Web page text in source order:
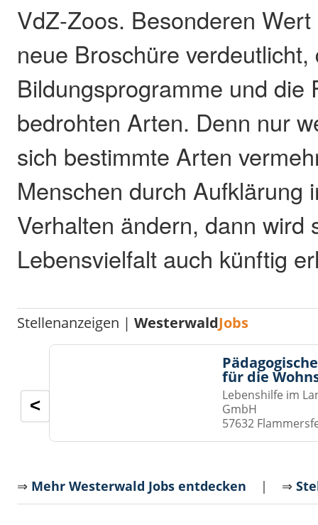
VdZ-Zoos. Besonderen
neue Broschüre
Bildungsprogramme und die
bedrohten Arten. Denn nur
sich bestimmte Arten
Menschen durch Aufklärung
Verhalten ändern, dann wird
Lebensvielfalt auch künftig
Stellenanzeigen |WesterwaldJobs
für die
Lebenshilfe im
GmbH
57632
<
⇒ Mehr Westerwald Jobs entdecken | ⇒